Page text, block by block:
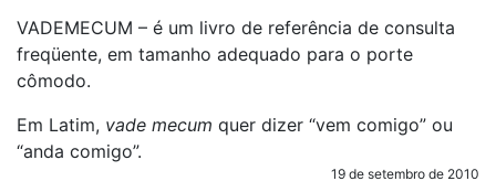
VADEMECUM – é um livro de referência de consulta
freqüente, em tamanho adequado para o porte
cômodo.
Em Latim, vade mecum quer dizer “vem comigo” ou
“anda comigo”.
19 de setembro de 2010